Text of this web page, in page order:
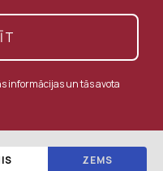
informācijas un tās avota
ZEMS